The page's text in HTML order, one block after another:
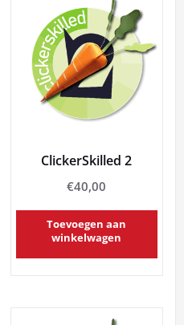
ClickerSkilled 2
€40,00
Toevoegen aan
winkelwagen